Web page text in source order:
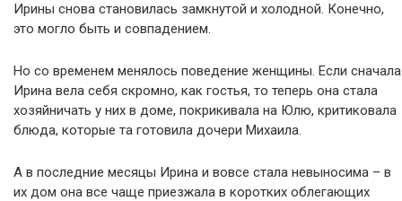
Ирины снова становилась замкнутой и холодной. Конечно,
это могло быть и совпадением.
Но со временем менялось поведение женщины. Если сначала
Ирина вела себя скромно, как гостья, то теперь она стала
хозяйничать у них в доме, покрикивала на Юлю, критиковала
блюда, которые та готовила дочери Михаила.
А в последние месяцы Ирина и вовсе стала невыносима – в
их дом она все чаще приезжала в коротких облегающих